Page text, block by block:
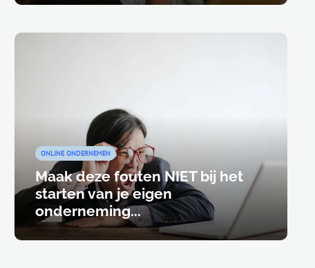
ONLINE ONDERNEMEN
Maak deze fouten NIET bij het
starten van je eigen
onderneming...